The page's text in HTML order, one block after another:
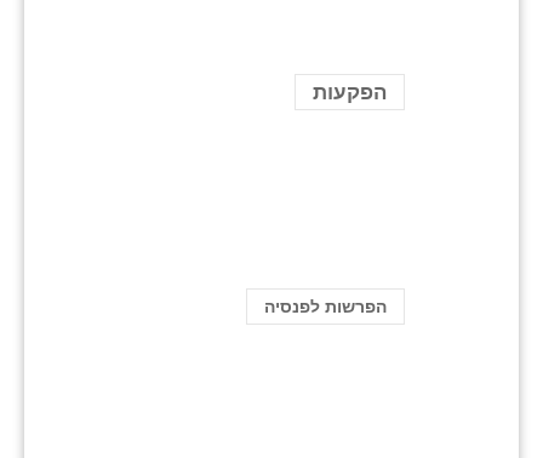
הפקעות
הפרשות לפנסיה